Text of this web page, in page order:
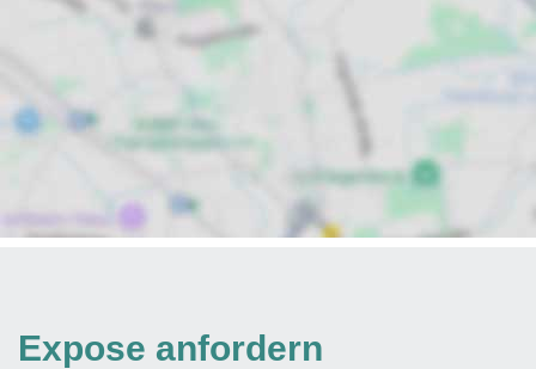
Expose anfordern